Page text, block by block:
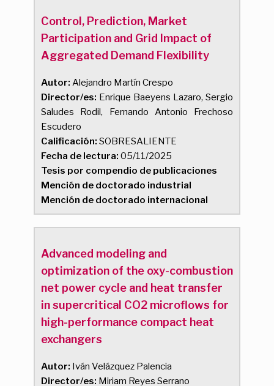
Control, Prediction, Market
Participation and Grid Impact of
Aggregated Demand Flexibility
Autor: Alejandro Martín Crespo
Director/es: Enrique Baeyens Lazaro, Sergio
Saludes Rodil, Fernando Antonio Frechoso
Escudero
Calificación: SOBRESALIENTE
Fecha de lectura: 05/11/2025
Tesis por compendio de publicaciones
Mención de doctorado industrial
Mención de doctorado internacional
Advanced modeling and
optimization of the oxy-combustion
net power cycle and heat transfer
in supercritical CO2 microflows for
high-performance compact heat
exchangers
Autor: Iván Velázquez Palencia
Director/es: Miriam Reyes Serrano